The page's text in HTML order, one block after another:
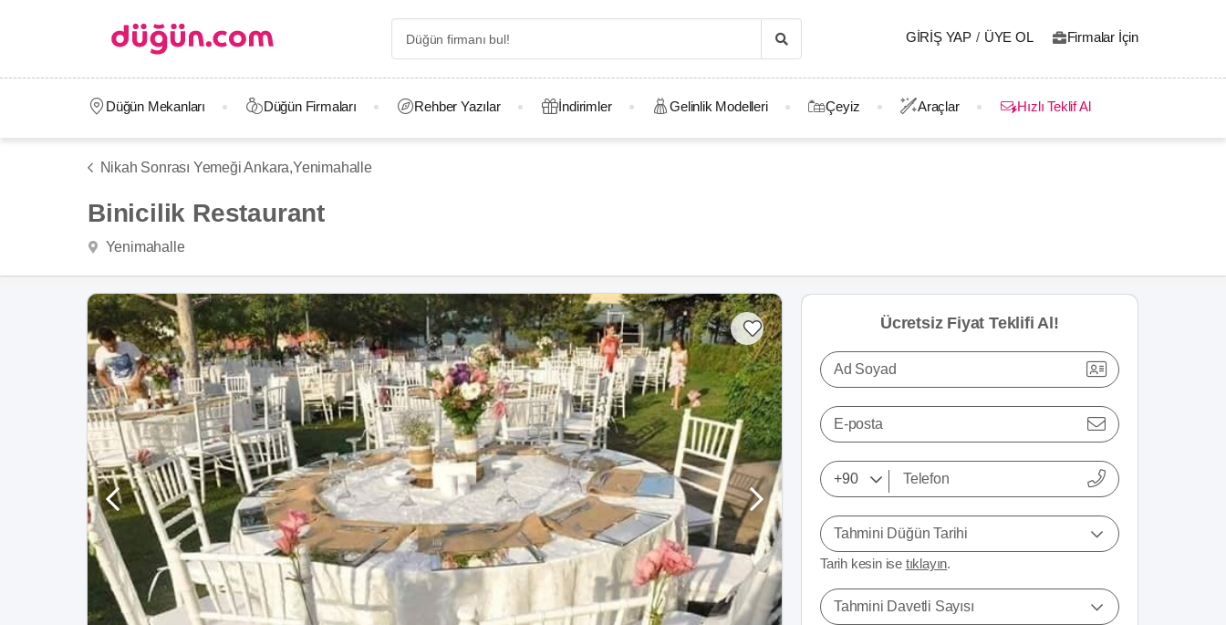
GIRIŞ YAP / ÜYE OL Firmalar İçin
Düğün Mekanları Düğün Firmaları Rehber Yazılar İndirimler Gelinlik Modelleri Çeyiz Araçlar Hızlı Teklif Al
Nikah Sonrası Yemeği Ankara,Yenimahalle
Binicilik Restaurant
Yenimahalle
Ücretsiz Fiyat Teklifi Al!
Ad Soyad
E-posta
Tahmini Düğün Tarihi
Tarih kesin ise tıklayın.
Tahmini Davetli Sayısı